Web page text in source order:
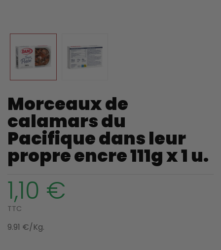
Morceaux de
calamars du
Pacifique dans leur
propre encre 111g x 1 u.
1,10 €
TTC
9.91 €/Kg.